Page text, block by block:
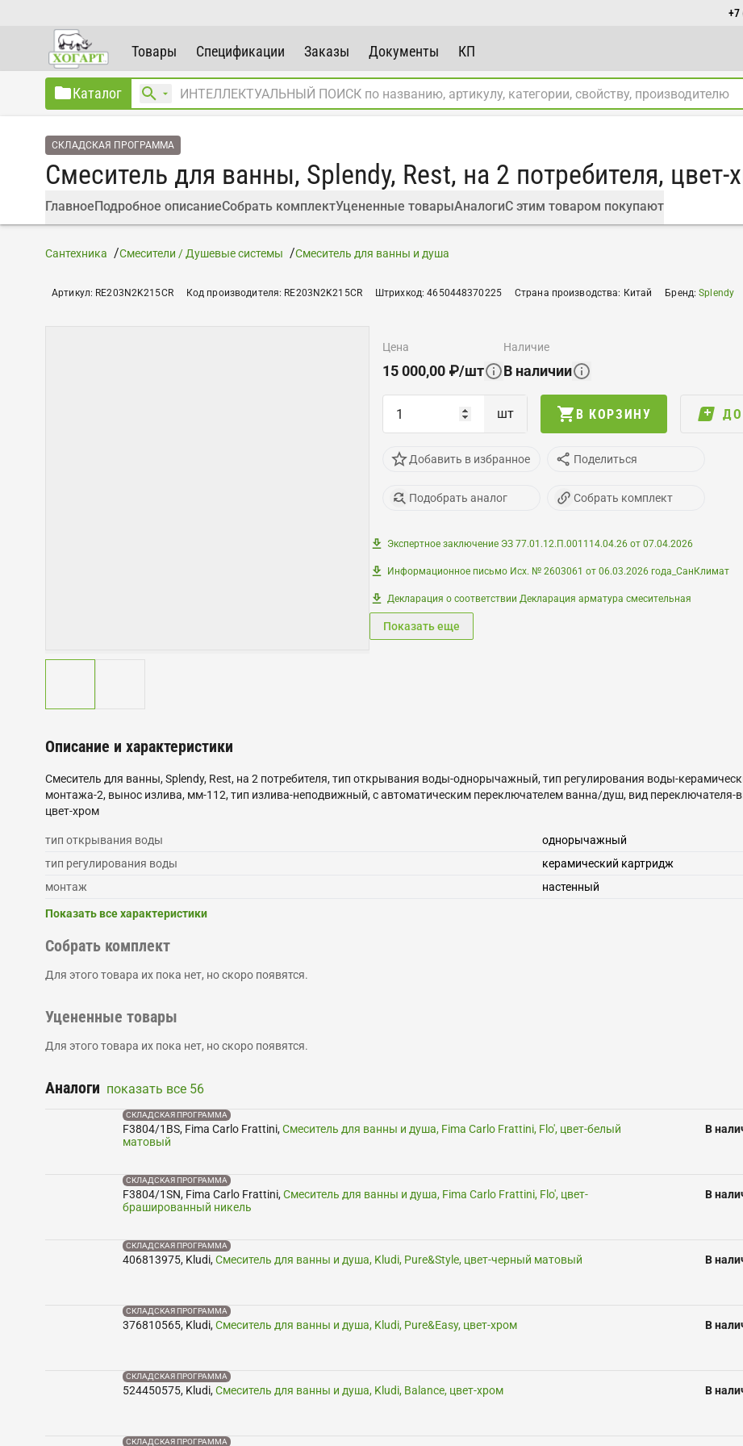
+7
Товары Спецификации Заказы Документы КП
Каталог
СКЛАДСКАЯ ПРОГРАММА
Смеситель для ванны, Splendy, Rest, на 2 потребителя, цвет-
ГлавноеПодробное описаниеСобрать комплектУцененные товарыАналогиС этим товаром покупают
Сантехника Смесители / Душевые системы Смеситель для ванны и душа
Артикул: RE203N2K215CR Код производителя: RE203N2K215CR Штрихкод:4650448370225 Страна производства: Китай Бренд:Splendy
цена
15 000,00 ₽/шт
наличие
В наличии
шт В КОРЗИНУ
Добавить в избранное Поделиться
Подобрать аналог Собрать комплект
Экспертное заключение ЭЗ 77.01.12.П.001114.04.26 от 07.04.2026
Информационное письмо Исх. № 2603061 от 06.03.2026 года_СанКлимат
Декларация о соответствии Декларация арматура смесительная
Показать еще
Описание и характеристики
Смеситель для ванны, Splendy, Rest, на 2 потребителя, тип открывания воды-однорычажный, тип регулирования воды-
монтажа-2, вынос излива, мм-112, тип излива-неподвижный, с автоматическим переключателем ванна/душ, вид
цвет-хром
тип открывания воды
однорычажный
тип регулирования воды
керамический картридж
монтаж
настенный
Показать все характеристики
Собрать комплект
Для этого товара их пока нет, но скоро появятся.
Уцененные товары
Для этого товара их пока нет, но скоро появятся.
Аналоги показать все 56
СКЛАДСКАЯ ПРОГРАММА
F3804/1BS, Fima Carlo Frattini,Смеситель для ванны и душа, Fima Carlo Frattini, Flo', цвет-белый
матовый
В
СКЛАДСКАЯ ПРОГРАММА
F3804/1SN, Fima Carlo Frattini,Смеситель для ванны и душа, Fima Carlo Frattini, Flo', цвет-
брашированный никель
В
СКЛАДСКАЯ ПРОГРАММА
406813975, Kludi,Смеситель для ванны и душа, Kludi, Pure&Style, цвет-черный матовый В
СКЛАДСКАЯ ПРОГРАММА
376810565, Kludi,Смеситель для ванны и душа, Kludi, Pure&Easy, цвет-хром В
СКЛАДСКАЯ ПРОГРАММА
524450575, Kludi,Смеситель для ванны и душа, Kludi, Balance, цвет-хром В
СКЛАДСКАЯ ПРОГРАММА